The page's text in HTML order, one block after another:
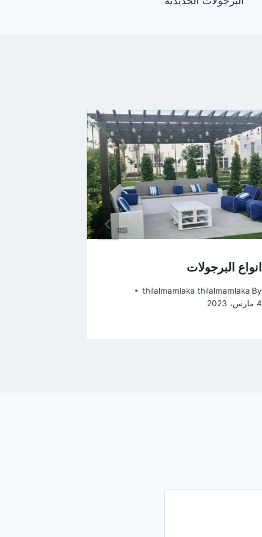
انواع البرجولات
By
thilalmamlaka thilalmamlaka
4 مارس، 2023